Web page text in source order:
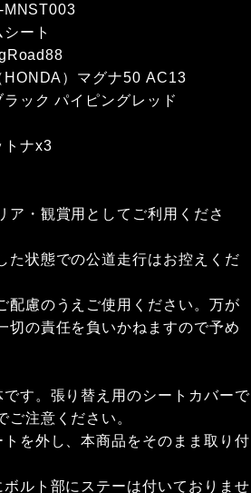
MNST003
ート
HONDA）マグナ50 AC13
ック パイピングレッド
トナx3
・観賞用としてご利用くださ
た状態での公道走行はお控えくだ
配慮のうえご使用ください。万が
切の責任を負いかねますので予め
す。張り替え用のシートカバーで
ご注意ください。
を外し、本商品をそのまま取り付
ルト部にステーは付いておりませ